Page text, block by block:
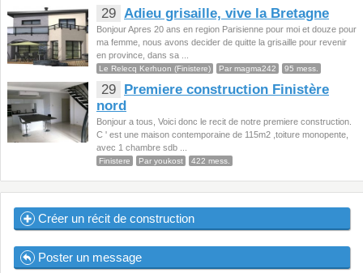
29 Adieu grisaille, vive la Bretagne
Bonjour Apres 20 ans en region Parisienne pour moi et douze pour
ma femme, nous avons decider de quitte la grisaille pour revenir
en province, dans sa ...
Le Relecq Kerhuon (Finistere) Par magma242 95 mess.
29
Premiere construction Finistère
nord
Bonjour a tous, Voici donc le recit de notre premiere construction.
C ' est une maison contemporaine de 115m2 ,toiture monopente,
avec 1 chambre sdb ...
Finistere Par youkost 422 mess.
Créer un récit de construction
Poster un message